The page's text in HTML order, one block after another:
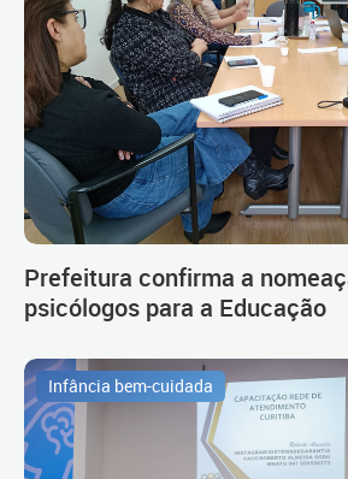
Prefeitura confirma a
psicólogos para a Educação
Infância bem-cuidada